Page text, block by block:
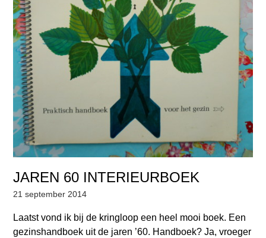
JAREN 60 INTERIEURBOEK
21 september 2014
Laatst vond ik bij de kringloop een heel mooi boek. Een
gezinshandboek uit de jaren ’60. Handboek? Ja, vroeger